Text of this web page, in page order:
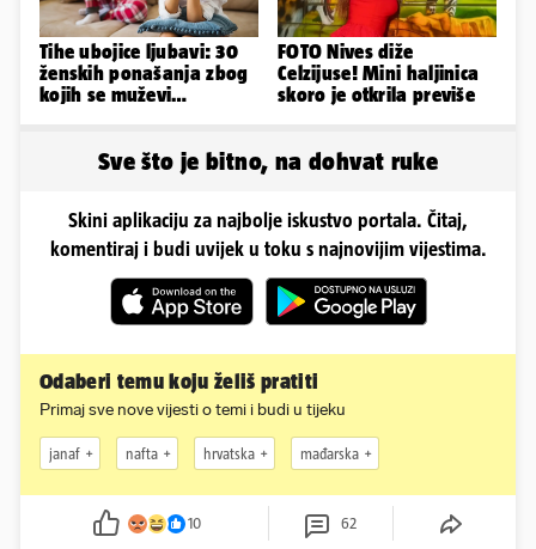
Tihe ubojice ljubavi: 30
ženskih ponašanja zbog
kojih se muževi
FOTO Nives diže
Celzijuse! Mini haljinica
skoro je otkrila previše
Sve što je bitno, na dohvat ruke
Skini aplikaciju za najbolje iskustvo portala. Čitaj,
komentiraj i budi uvijek u toku s najnovijim vijestima.
Odaberi temu koju želiš pratiti
Primaj sve nove vijesti o temi i budi u tijeku
janaf nafta hrvatska mađarska
10 62